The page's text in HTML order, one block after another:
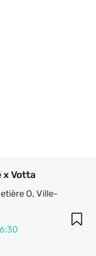
x Votta
O, Ville-